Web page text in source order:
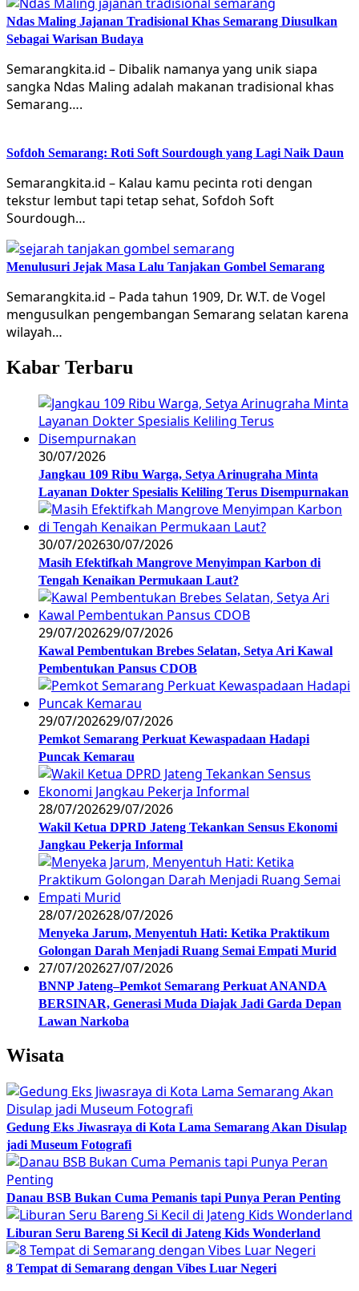
Ndas Maling Jajanan Tradisional Khas Semarang Diusulkan
Sebagai Warisan Budaya
Semarangkita.id – Dibalik namanya yang unik siapa
sangka Ndas Maling adalah makanan tradisional khas
Semarang….
Sofdoh Semarang: Roti Soft Sourdough yang Lagi Naik Daun
Semarangkita.id – Kalau kamu pecinta roti dengan
tekstur lembut tapi tetap sehat, Sofdoh Soft
Sourdough…
Menulusuri Jejak Masa Lalu Tanjakan Gombel Semarang
Semarangkita.id – Pada tahun 1909, Dr. W.T. de Vogel
mengusulkan pengembangan Semarang selatan karena
wilayah…
Kabar Terbaru
30/07/2026
Jangkau 109 Ribu Warga, Setya Arinugraha Minta
Layanan Dokter Spesialis Keliling Terus Disempurnakan
30/07/202630/07/2026
Masih Efektifkah Mangrove Menyimpan Karbon di
Tengah Kenaikan Permukaan Laut?
29/07/202629/07/2026
Kawal Pembentukan Brebes Selatan, Setya Ari Kawal
Pembentukan Pansus CDOB
29/07/202629/07/2026
Pemkot Semarang Perkuat Kewaspadaan Hadapi
Puncak Kemarau
28/07/202629/07/2026
Wakil Ketua DPRD Jateng Tekankan Sensus Ekonomi
Jangkau Pekerja Informal
28/07/202628/07/2026
Menyeka Jarum, Menyentuh Hati: Ketika Praktikum
Golongan Darah Menjadi Ruang Semai Empati Murid
27/07/202627/07/2026
BNNP Jateng–Pemkot Semarang Perkuat ANANDA
BERSINAR, Generasi Muda Diajak Jadi Garda Depan
Lawan Narkoba
Wisata
Gedung Eks Jiwasraya di Kota Lama Semarang Akan Disulap
jadi Museum Fotografi
Danau BSB Bukan Cuma Pemanis tapi Punya Peran Penting
Liburan Seru Bareng Si Kecil di Jateng Kids Wonderland
8 Tempat di Semarang dengan Vibes Luar Negeri